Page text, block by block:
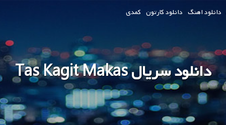
دانلود اهنگ دانلود کارتون کمدی
دانلود سریال Tas Kagit Makas